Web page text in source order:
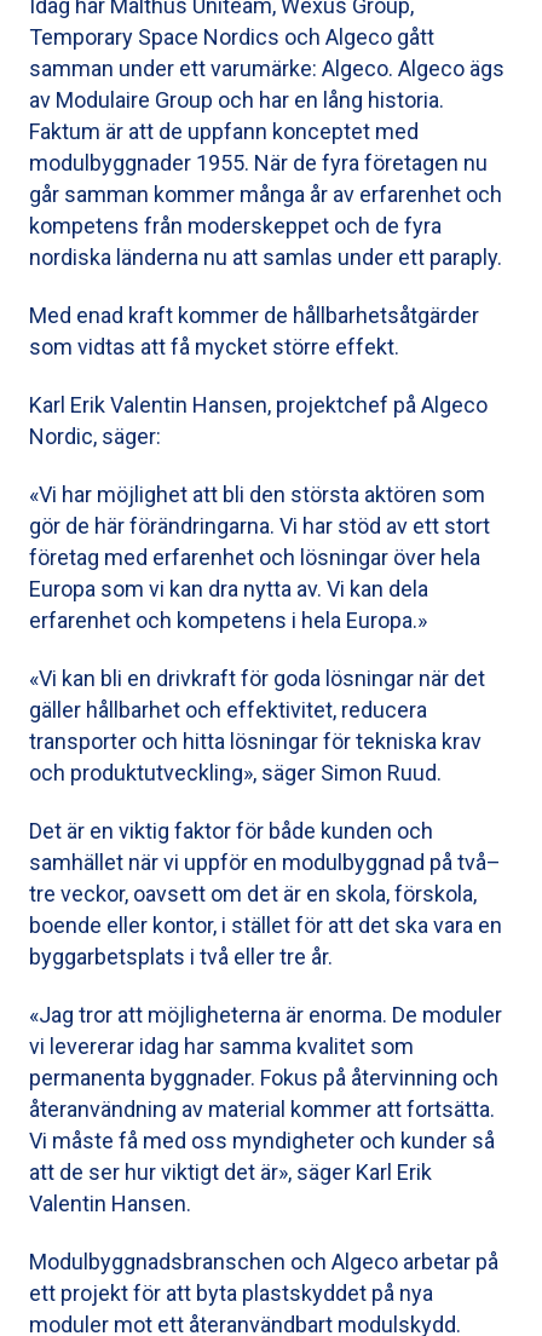
Idag har Malthus Uniteam, Wexus Group,
Temporary Space Nordics och Algeco gått
samman under ett varumärke: Algeco. Algeco ägs
av Modulaire Group och har en lång historia.
Faktum är att de uppfann konceptet med
modulbyggnader 1955. När de fyra företagen nu
går samman kommer många år av erfarenhet och
kompetens från moderskeppet och de fyra
nordiska länderna nu att samlas under ett paraply.
Med enad kraft kommer de hållbarhetsåtgärder
som vidtas att få mycket större effekt.
Karl Erik Valentin Hansen, projektchef på Algeco
Nordic, säger:
«Vi har möjlighet att bli den största aktören som
gör de här förändringarna. Vi har stöd av ett stort
företag med erfarenhet och lösningar över hela
Europa som vi kan dra nytta av. Vi kan dela
erfarenhet och kompetens i hela Europa.»
«Vi kan bli en drivkraft för goda lösningar när det
gäller hållbarhet och effektivitet, reducera
transporter och hitta lösningar för tekniska krav
och produktutveckling», säger Simon Ruud.
Det är en viktig faktor för både kunden och
samhället när vi uppför en modulbyggnad på två–
tre veckor, oavsett om det är en skola, förskola,
boende eller kontor, i stället för att det ska vara en
byggarbetsplats i två eller tre år.
«Jag tror att möjligheterna är enorma. De moduler
vi levererar idag har samma kvalitet som
permanenta byggnader. Fokus på återvinning och
återanvändning av material kommer att fortsätta.
Vi måste få med oss myndigheter och kunder så
att de ser hur viktigt det är», säger Karl Erik
Valentin Hansen.
Modulbyggnadsbranschen och Algeco arbetar på
ett projekt för att byta plastskyddet på nya
moduler mot ett återanvändbart modulskydd.